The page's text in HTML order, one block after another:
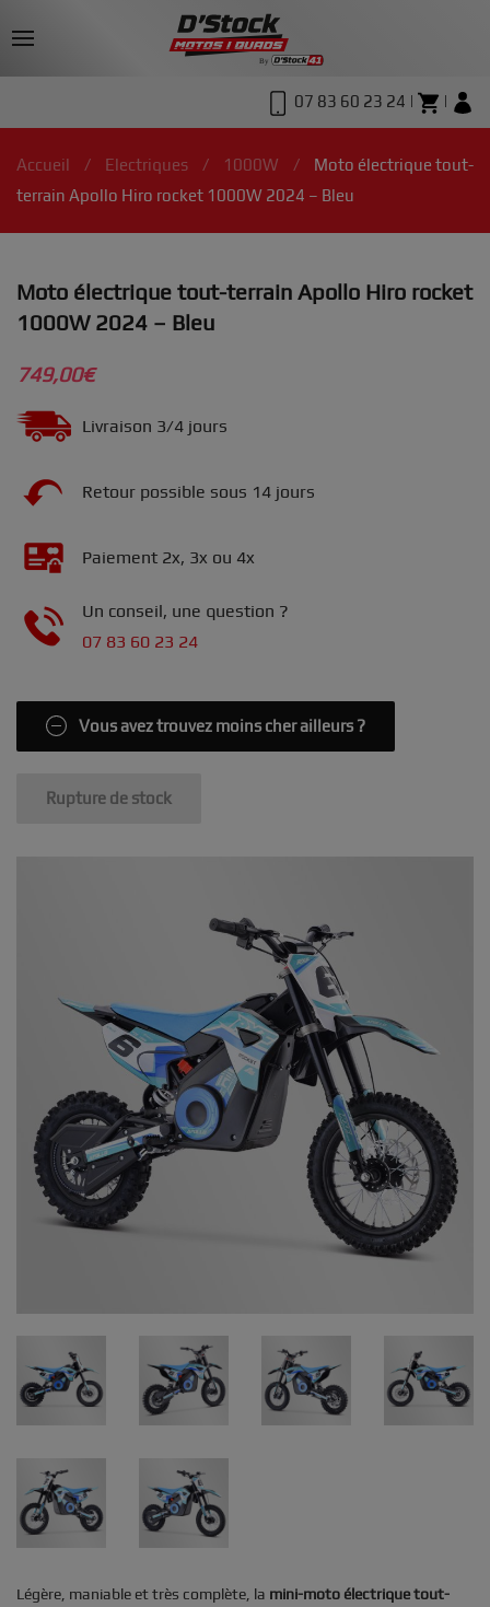
07 83 60 23 24 | |
Accueil Electriques 1000W
Moto électrique tout-
terrain Apollo Hiro rocket 1000W 2024 – Bleu
Moto électrique tout-terrain Apollo Hiro rocket
1000W 2024 – Bleu
749,00€
Livraison 3/4 jours
Retour possible sous 14 jours
Paiement 2x, 3x ou 4x
Un conseil, une question ?
07 83 60 23 24
Vous avez trouvez moins cher ailleurs ?
Rupture de stock
Légère, maniable et très complète, la mini-moto électrique tout-